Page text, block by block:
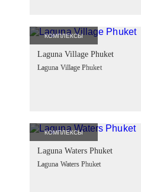
КОМПЛЕКСЫ
Laguna Village Phuket
Laguna Village Phuket
КОМПЛЕКСЫ
Laguna Waters Phuket
Laguna Waters Phuket